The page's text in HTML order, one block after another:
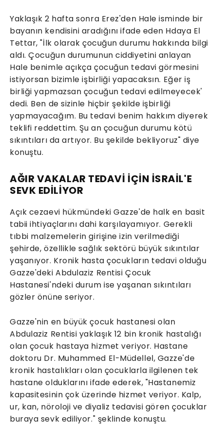
Yaklaşık 2 hafta sonra Erez'den Hale isminde bir
bayanın kendisini aradığını ifade eden Hdaya El
Tettar, "İlk olarak çocuğun durumu hakkında bilgi
aldı. Çocuğun durumunun ciddiyetini anlayan
Hale benimle açıkça çocuğun tedavi görmesini
istiyorsan bizimle işbirliği yapacaksın. Eğer iş
birliği yapmazsan çocuğun tedavi edilmeyecek'
dedi. Ben de sizinle hiçbir şekilde işbirliği
yapmayacağım. Bu tedavi benim hakkım diyerek
teklifi reddettim. Şu an çocuğun durumu kötü
sıkıntıları da artıyor. Bu şekilde bekliyoruz" diye
konuştu.
AĞIR VAKALAR TEDAVİ İÇİN İSRAİL'E
SEVK EDİLİYOR
Açık cezaevi hükmündeki Gazze'de halk en basit
tabii ihtiyaçlarını dahi karşılayamıyor. Gerekli
tıbbi malzemelerin girişine izin verilmediği
şehirde, özellikle sağlık sektörü büyük sıkıntılar
yaşanıyor. Kronik hasta çocukların tedavi olduğu
Gazze'deki Abdulaziz Rentisi Çocuk
Hastanesi'ndeki durum ise yaşanan sıkıntıları
gözler önüne seriyor.
Gazze'nin en büyük çocuk hastanesi olan
Abdulaziz Rentisi yaklaşık 12 bin kronik hastalığı
olan çocuk hastaya hizmet veriyor. Hastane
doktoru Dr. Muhammed El-Müdellel, Gazze'de
kronik hastalıkları olan çocuklarla ilgilenen tek
hastane olduklarını ifade ederek, "Hastanemiz
kapasitesinin çok üzerinde hizmet veriyor. Kalp,
ur, kan, nöroloji ve diyaliz tedavisi gören çocuklar
buraya sevk ediliyor." şeklinde konuştu.